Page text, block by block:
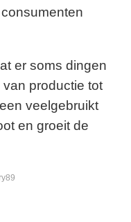
er soms dingen
productie tot
veelgebruikt
en groeit de